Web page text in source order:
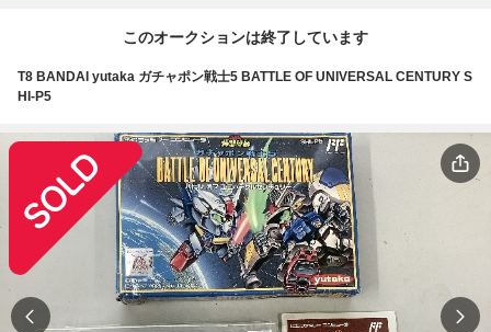
このオークションは終了しています
T8 BANDAI yutaka ガチャポン戦士5 BATTLE OF UNIVERSAL CENTURY S
HI-P5